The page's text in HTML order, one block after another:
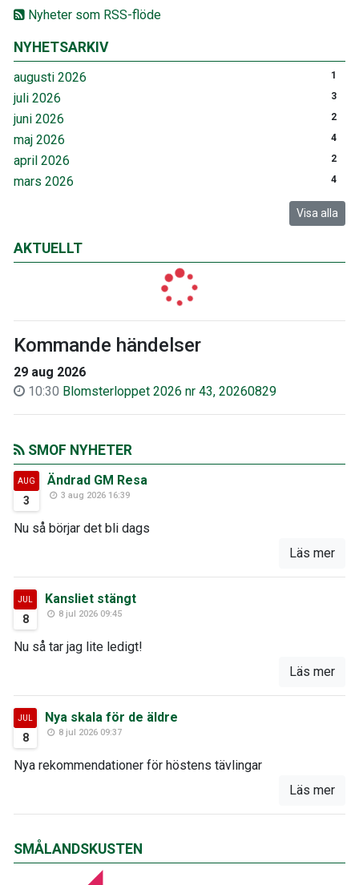
Nyheter som RSS-flöde
NYHETSARKIV
augusti 2026 1
juli 2026 3
juni 2026 2
maj 2026 4
april 2026 2
mars 2026 4
Visa alla
AKTUELLT
Kommande händelser
29 aug 2026
10:30 Blomsterloppet 2026 nr 43, 20260829
SMOF NYHETER
AUG
3
Ändrad GM Resa
3 aug 2026 16:39
Nu så börjar det bli dags
Läs mer
JUL
8
Kansliet stängt
8 jul 2026 09:45
Nu så tar jag lite ledigt!
Läs mer
JUL
8
Nya skala för de äldre
8 jul 2026 09:37
Nya rekommendationer för höstens tävlingar
Läs mer
SMÅLANDSKUSTEN